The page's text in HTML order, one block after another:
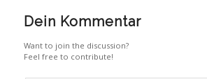
Dein Kommentar
Want to join the discussion?
Feel free to contribute!